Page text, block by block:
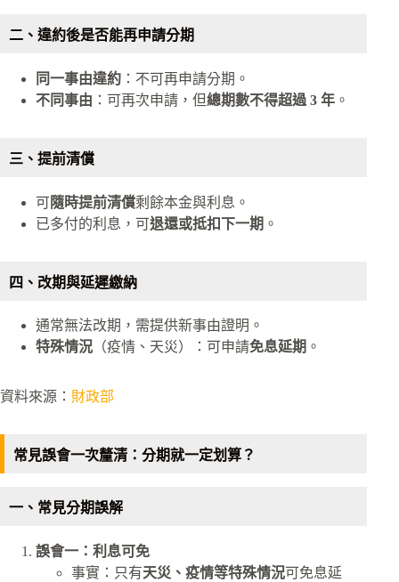
二、違約後是否能再申請分期
同一事由違約 ：不可再申請分期。
不同事由 ：可再次申請，但總期數不得超過 3 年 。
三、提前清償
可隨時提前清償剩餘本金與利息。
已多付的利息，可退還或抵扣下一期 。
四、改期與延遲繳納
通常無法改期，需提供新事由證明。
特殊情況 （疫情、天災）：可申請免息延期 。
資料來源： 財政部
常見誤會一次釐清：分期就一定划算？
一、常見分期誤解
誤會一：利息可免
事實：只有天災、疫情等特殊情況可免息延